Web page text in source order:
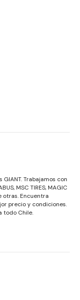
Trabajamos con
MSC TIRES, MAGIC
otras. Encuentra
precio y condiciones.
todo Chile.